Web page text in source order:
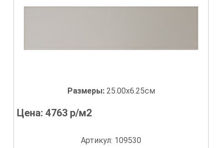
Размеры: 25.00x6.25см
Цена:4763 р/м2
Артикул: 109530